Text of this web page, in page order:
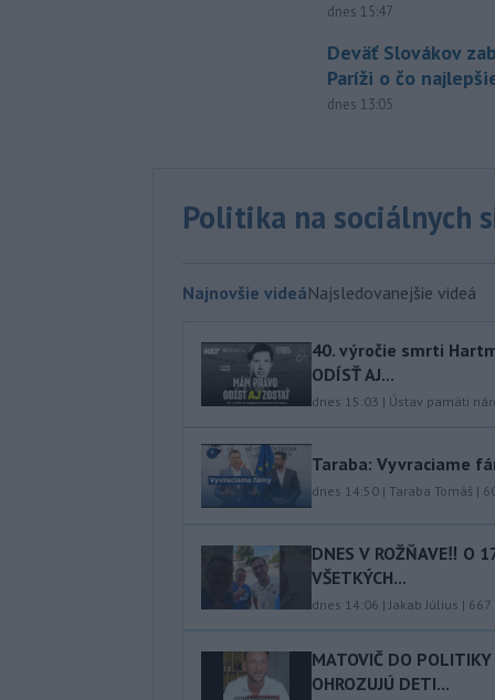
dnes 15:47
Deväť Slovákov
Paríži o čo
dnes 13:05
Politika na sociálnych
Najnovšie videáNajsledovanejšie videá
40.⁠ ⁠výročie smrti
ODÍSŤ AJ...
dnes 15:03 | Ústav pamäti
Taraba: Vyvraciame
dnes 14:50 | Taraba Tomáš |
DNES V ROŽŇAVE‼️ O
VŠETKÝCH...
dnes 14:06 | Jakab Július | 667
MATOVIČ DO
OHROZUJÚ DETI...